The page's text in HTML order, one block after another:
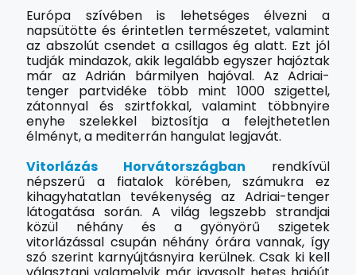
Európa szívében is lehetséges élvezni a
napsütötte és érintetlen természetet, valamint
az abszolút csendet a csillagos ég alatt. Ezt jól
tudják mindazok, akik legalább egyszer hajóztak
már az Adrián bármilyen hajóval. Az Adriai-
tenger partvidéke több mint 1000 szigettel,
zátonnyal és szirtfokkal, valamint többnyire
enyhe szelekkel biztosítja a felejthetetlen
élményt, a mediterrán hangulat legjavát.
Vitorlázás Horvátországban rendkívül
népszerű a fiatalok körében, számukra ez
kihagyhatatlan tevékenység az Adriai-tenger
látogatása során. A világ legszebb strandjai
közül néhány és a gyönyörű szigetek
vitorlázással csupán néhány órára vannak, így
szó szerint karnyújtásnyira kerülnek. Csak ki kell